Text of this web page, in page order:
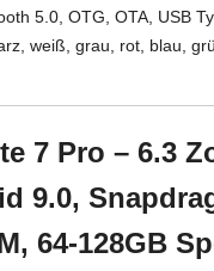
5.0, OTG, OTA, USB
weiß, grau, rot, blau,
7 Pro – 6.3
9.0,
64-128GB